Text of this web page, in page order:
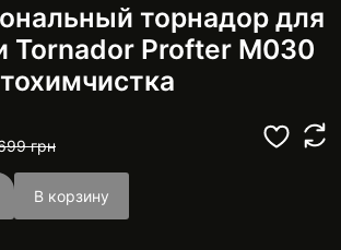
торнадор для
Tornador Profter М030
грн
В корзину